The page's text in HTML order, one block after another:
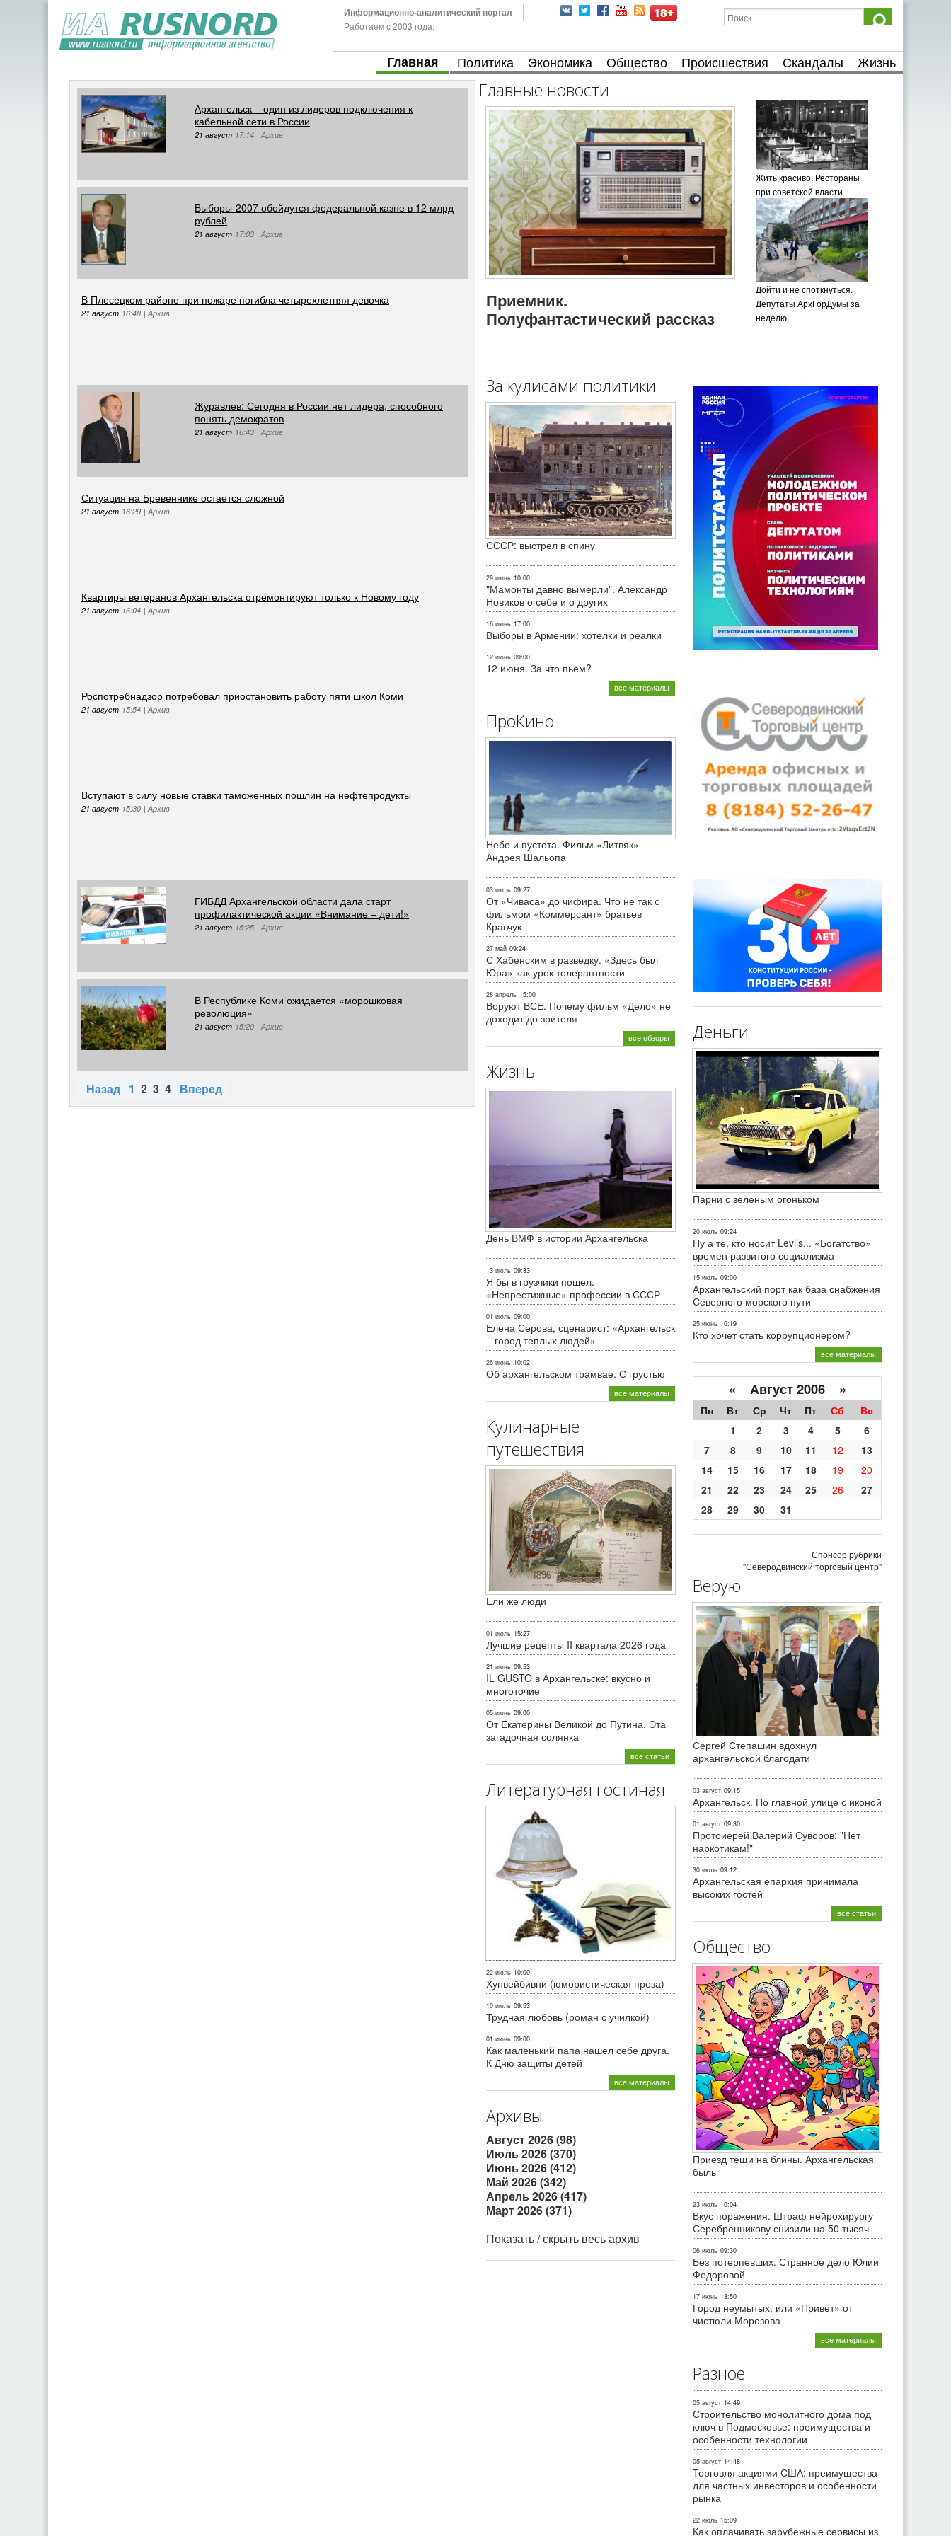
Информационно-аналитический портал
Работаем с 2003 года.
Главная Политика Экономика Общество Происшествия Скандалы Жизнь
Архангельск – один из лидеров подключения к
кабельной сети в России
21 август 17:14 |Архив
Выборы-2007 обойдутся федеральной казне в 12 млрд
рублей
21 август 17:03 |Архив
В Плесецком районе при пожаре погибла четырехлетняя девочка
21 август 16:48 |Архив
Журавлев: Сегодня в России нет лидера, способного
понять демократов
21 август 16:43 |Архив
Ситуация на Бревеннике остается сложной
21 август 16:29 |Архив
Квартиры ветеранов Архангельска отремонтируют только к Новому году
21 август 16:04 |Архив
Роспотребнадзор потребовал приостановить работу пяти школ Коми
21 август 15:54 |Архив
Вступают в силу новые ставки таможенных пошлин на нефтепродукты
21 август 15:30 |Архив
ГИБДД Архангельской области дала старт
профилактической акции «Внимание – дети!»
21 август 15:25 |Архив
В Республике Коми ожидается «морошковая
революция»
21 август 15:20 |Архив
Назад 1 2 3 4 Вперед
Главные новости
Приемник.
Полуфантастический рассказ
Жить красиво. Рестораны
при советской власти
Дойти и не споткнуться.
Депутаты АрхГорДумы за
неделю
За кулисами политики
СССР: выстрел в спину
29 июнь 10:00
"Мамонты давно вымерли". Александр
Новиков о себе и о других
16 июнь 17:00
Выборы в Армении: хотелки и реалки
12 июнь 09:00
12 июня. За что пьём?
все материалы
ПроКино
Небо и пустота. Фильм «Литвяк»
Андрея Шальопа
03 июль 09:27
От «Чиваса» до чифира. Что не так с
фильмом «Коммерсант» братьев
Кравчук
27 май 09:24
С Хабенским в разведку. «Здесь был
Юра» как урок толерантности
28 апрель 15:00
Воруют ВСЕ. Почему фильм «Дело» не
доходит до зрителя
все обзоры
Жизнь
День ВМФ в истории Архангельска
13 июль 09:33
Я бы в грузчики пошел.
«Непрестижные» профессии в СССР
01 июль 09:00
Елена Серова, сценарист: «Архангельск
– город теплых людей»
26 июнь 10:02
Об архангельском трамвае. С грустью
все материалы
Кулинарные
путешествия
Ели же люди
01 июль 15:27
Лучшие рецепты II квартала 2026 года
21 июнь 09:53
IL GUSTO в Архангельске: вкусно и
многоточие
05 июнь 09:00
От Екатерины Великой до Путина. Эта
загадочная солянка
все статьи
Литературная гостиная
22 июль 10:00
Хунвейбивни (юмористическая проза)
10 июль 09:53
Трудная любовь (роман с училкой)
01 июнь 09:00
Как маленький папа нашел себе друга.
К Дню защиты детей
все материалы
Архивы
Август 2026 (98)
Июль 2026 (370)
Июнь 2026 (412)
Май 2026 (342)
Апрель 2026 (417)
Март 2026 (371)
Показать / скрыть весь архив
Деньги
Парни с зеленым огоньком
20 июль 09:24
Ну а те, кто носит Levi’s... «Богатство»
времен развитого социализма
15 июль 09:00
Архангельский порт как база снабжения
Северного морского пути
25 июнь 10:19
Кто хочет стать коррупционером?
все материалы
« Август 2006 »
Пн Вт Ср Чт Пт Сб
Вс
1
2 3 4 5
6
7
8 9 10 11 12
13
14
15 16 17 18 19
20
21
22 23 24 25 26
27
28
29 30 31
Спонсор рубрики
"Северодвинский торговый центр"
Верую
Сергей Степашин вдохнул
архангельской благодати
03 август 09:15
Архангельск. По главной улице с иконой
01 август 09:30
Протоиерей Валерий Суворов: "Нет
наркотикам!"
30 июль 09:12
Архангельская епархия принимала
высоких гостей
все статьи
Общество
Приезд тёщи на блины. Архангельская
быль
23 июль 10:04
Вкус поражения. Штраф нейрохирургу
Серебренникову снизили на 50 тысяч
06 июль 09:30
Без потерпевших. Странное дело Юлии
Федоровой
17 июнь 13:50
Город неумытых, или «Привет» от
чистюли Морозова
все материалы
Разное
05 август 14:49
Строительство монолитного дома под
ключ в Подмосковье: преимущества и
особенности технологии
05 август 14:48
Торговля акциями США: преимущества
для частных инвесторов и особенности
рынка
22 июль 15:09
Как оплачивать зарубежные сервисы из